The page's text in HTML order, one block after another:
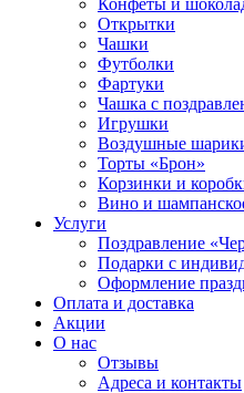
Конфеты и
Открытки
Чашки
Футболки
Фартуки
Чашка с
Игрушки
Воздушные
Торты «Брон»
Корзинки и
Вино и
Услуги
Поздравление
Подарки с
Оформление
Оплата и доставка
Акции
О нас
Отзывы
Адреса и контакты